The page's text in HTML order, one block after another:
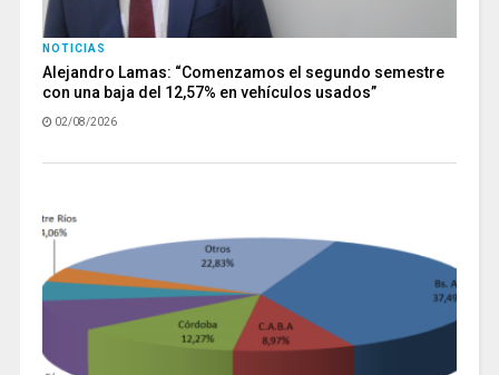
NOTICIAS
Alejandro Lamas: “Comenzamos el segundo semestre
con una baja del 12,57% en vehículos usados”
02/08/2026